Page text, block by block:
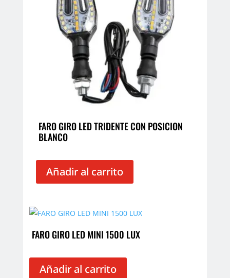
FARO GIRO LED TRIDENTE CON POSICION
BLANCO
Añadir al carrito
FARO GIRO LED MINI 1500 LUX
Añadir al carrito